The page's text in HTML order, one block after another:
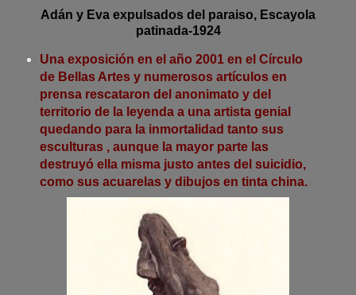
Adán y Eva expulsados del paraiso, Escayola
patinada-1924
Una exposición en el año 2001 en el Círculo
de Bellas Artes y numerosos artículos en
prensa rescataron del anonimato y del
territorio de la leyenda a una artista genial
quedando para la inmortalidad tanto sus
esculturas , aunque la mayor parte las
destruyó ella misma justo antes del suicidio,
como sus acuarelas y dibujos en tinta china.